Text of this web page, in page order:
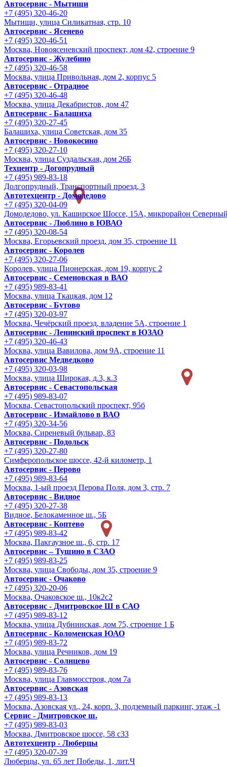
Автосервис - Мытищи
+7 (495) 320-46-20
Мытищи, улица Силикатная, стр. 10
Автосервис - Ясенево
+7 (495) 320-46-51
Москва, Новоясеневский проспект, дом 42, строение 9
Автосервис - Жулебино
+7 (495) 320-46-58
Москва, улица Привольная, дом 2, корпус 5
Автосервис - Отрадное
+7 (495) 320-46-48
Москва, улица Декабристов, дом 47
Автосервис - Балашиха
+7 (495) 320-27-45
Балашиха, улица Советская, дом 35
Автосервис - Новокосино
+7 (495) 320-27-10
Москва, улица Суздальская, дом 26Б
Техцентр - Догопрудный
+7 (495) 989-83-18
Долгопрудный, Транспортный проезд, 3
Автотехцентр - Домодедово
+7 (495) 320-04-09
Домодедово, ул. Каширское Шоссе, 15А, микрорайон
Автосервис - Люблино в ЮВАО
+7 (495) 320-08-54
Москва, Егорьевский проезд, дом 35, строение 11
Автосервис - Королев
+7 (495) 320-27-06
Королев, улица Пионерская, дом 19, корпус 2
Автосервис - Семеновская в ВАО
+7 (495) 989-83-41
Москва, улица Ткацкая, дом 12
Автосервис - Бутово
+7 (495) 320-03-97
Москва, Чечёрский проезд, владение 5А, строение 1
Автосервис - Ленинский проспект в ЮЗАО
+7 (495) 320-46-43
Москва, улица Вавилова, дом 9A, строение 11
Автосервис Медведково
+7 (495) 320-03-98
Москва, улица Широкая, д.3, к.3
Автосервис - Cевастопольская
+7 (495) 989-83-07
Москва, Севастопольский проспект, 95б
Автосервис - Измайлово в ВАО
+7 (495) 320-34-56
Москва, Сиреневый бульвар, 83
Автосервис - Подольск
+7 (495) 320-27-80
Симферопольское шоссе, 42-й километр, 1
Автосервис - Перово
+7 (495) 989-83-64
Москва, 1-ый проезд Перова Поля, дом 3, стр. 7
Автосервис - Видное
+7 (495) 320-27-38
Видное, Белокаменное ш., 5Б
Автосервис - Коптево
+7 (495) 989-83-42
Москва, Пакгаузное ш., 6, стр. 17
Автосервис – Тушино в СЗАО
+7 (495) 989-83-25
Москва, улица Свободы, дом 35, строение 9
Автосервис - Очаково
+7 (495) 320-20-06
Москва, Очаковское ш., 10к2с2
Автосервис - Дмитровское Ш в САО
+7 (495) 989-83-12
Москва, улица Дубнинская, дом 75, строение 1 Б
Автосервис - Коломенская ЮАО
+7 (495) 989-83-72
Москва, улица Речников, дом 19
Автосервис - Солнцево
+7 (495) 989-83-76
Москва, улица Главмосстроя, дом 7а
Автосервис - Азовская
+7 (495) 989-83-13
Москва, Азовская ул., 24, корп. 3, подземный паркинг, этаж -1
Сервис - Дмитровское ш.
+7 (495) 989-83-03
Москва, Дмитровское шоссе, 58 с33
Автотехцентр - Люберцы
+7 (495) 320-07-39
Люберцы, ул. 65 лет Победы, 1, лит.Ч